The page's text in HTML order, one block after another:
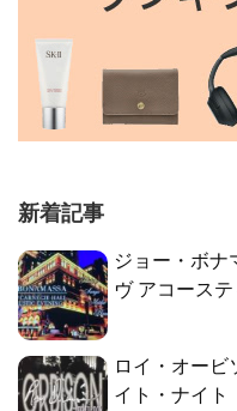
新着記事
ジョー・ボナ
ヴ アコース
ロイ・オービ
イト・ナイト